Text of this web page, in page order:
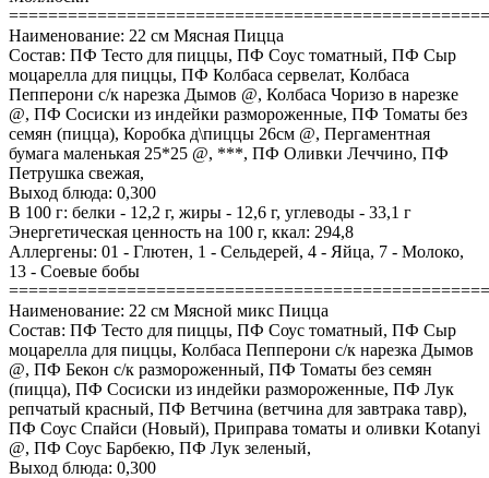
Наименование: 22 см Мясная Пицца
Состав: ПФ Тесто для пиццы, ПФ Соус томатный, ПФ Сыр
моцарелла для пиццы, ПФ Колбаса сервелат, Колбаса
Пепперони с/к нарезка Дымов @, Колбаса Чоризо в нарезке
@, ПФ Сосиски из индейки размороженные, ПФ Томаты без
семян (пицца), Коробка д\пиццы 26см @, Пергаментная
бумага маленькая 25*25 @, ***, ПФ Оливки Леччино, ПФ
Петрушка свежая,
Выход блюда: 0,300
В 100 г: белки - 12,2 г, жиры - 12,6 г, углеводы - 33,1 г
Энергетическая ценность на 100 г, ккал: 294,8
Аллергены: 01 - Глютен, 1 - Сельдерей, 4 - Яйца, 7 - Молоко,
13 - Соевые бобы
Наименование: 22 см Мясной микс Пицца
Состав: ПФ Тесто для пиццы, ПФ Соус томатный, ПФ Сыр
моцарелла для пиццы, Колбаса Пепперони с/к нарезка Дымов
@, ПФ Бекон с/к размороженный, ПФ Томаты без семян
(пицца), ПФ Сосиски из индейки размороженные, ПФ Лук
репчатый красный, ПФ Ветчина (ветчина для завтрака тавр),
ПФ Соус Спайси (Новый), Приправа томаты и оливки Kotanyi
@, ПФ Соус Барбекю, ПФ Лук зеленый,
Выход блюда: 0,300